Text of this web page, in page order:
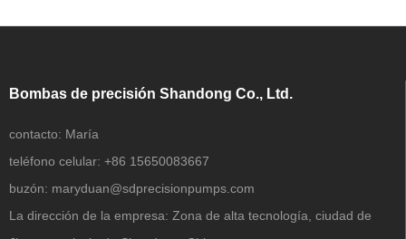
Bombas de precisión Shandong Co., Ltd.
contacto: María
teléfono celular: +86 15650083667
buzón: maryduan@sdprecisionpumps.com
La dirección de la empresa: Zona de alta tecnología, ciudad de